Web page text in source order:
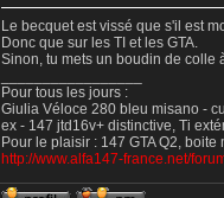
Le becquet est vissé que s'il est
Donc que sur les TI et les GTA.
Sinon, tu mets un boudin de colle
Pour tous les jours :
Giulia Véloce 280 bleu misano -
ex - 147 jtd16v+ distinctive, Ti
Pour le plaisir : 147 GTA Q2,
http://www.alfa147-france.net/